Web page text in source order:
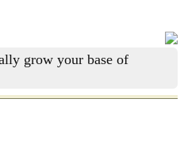
grow your base of